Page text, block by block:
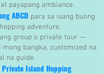
payapang ambiance.
ABCD para sa isang buong
adventure.
group o private tour —
bangka, customized na
na guide.
Island Hopping